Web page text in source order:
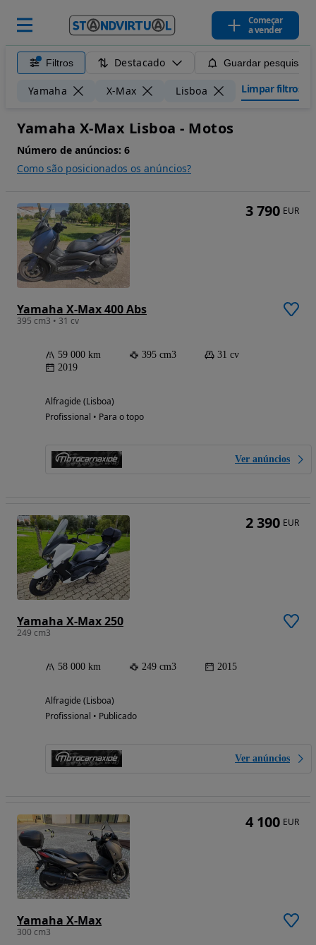
Começar
a vender
Filtros Destacado Guardar pesquisa
Yamaha X-Max Lisboa Limpar filtros
Yamaha X-Max Lisboa - Motos
Número de anúncios: 6
Como são posicionados os anúncios?
Yamaha X-Max 400 Abs
395 cm3 • 31 cv
59 000 km 395 cm3
31 cv
2019
Alfragide (Lisboa)
Profissional • Para o topo
Ver anúncios
3 790 EUR
Yamaha X-Max 250
249 cm3
58 000 km 249 cm3 2015
Alfragide (Lisboa)
Profissional • Publicado
Ver anúncios
2 390 EUR
Yamaha X-Max
300 cm3
4 100 EUR